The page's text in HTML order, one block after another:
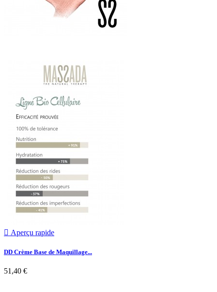
 Aperçu rapide
DD Crème Base de Maquillage...
51,40 €